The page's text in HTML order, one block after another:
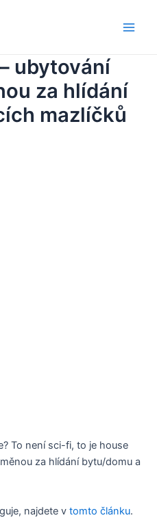
ubytování
za hlídání
mazlíčků
To není sci-fi, to je house
za hlídání bytu/domu a
najdete v tomto článku.